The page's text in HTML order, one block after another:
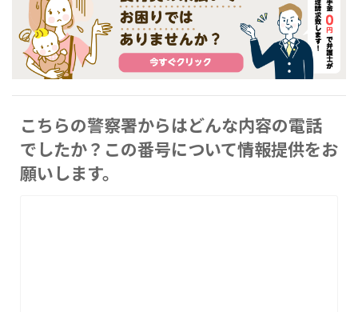
こちらの警察署からはどんな内容の電話
でしたか？この番号について情報提供をお
願いします。